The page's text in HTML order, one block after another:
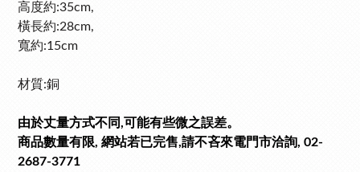
高度約:35cm,
橫長約:28cm,
寬約:15cm
材質:銅
由於丈量方式不同,可能有些微之誤差。
商品數量有限, 網站若已完售,請不吝來電門市洽詢, 02-
2687-3771